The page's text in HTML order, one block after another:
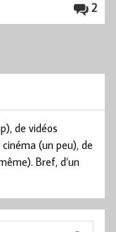
2
de vidéos
(un peu), de
Bref, d’un